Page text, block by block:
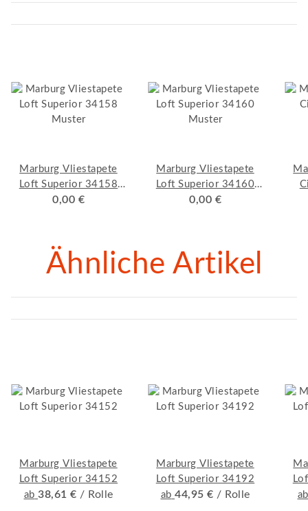
Marburg Vliestapete
Loft Superior 34158
Muster
0,00 €
Marburg Vliestapete
Loft Superior 34160
Muster
0,00 €
Ähnliche Artikel
Marburg Vliestapete
Loft Superior 34152
ab 38,61 € / Rolle
Marburg Vliestapete
Loft Superior 34192
ab 44,95 € / Rolle
ab